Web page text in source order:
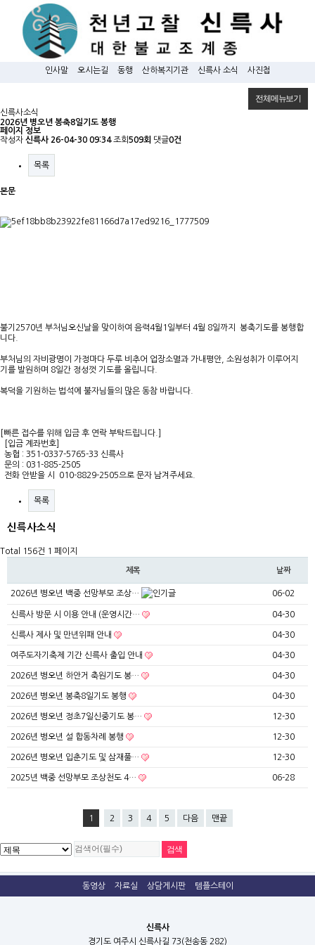
인사말 오시는길 동행 산하복지기관 신륵사 소식 사진첩
전체메뉴보기
신륵사소식
2026년 병오년 봉축8일기도 봉행
페이지 정보
작성자 신륵사 26-04-30 09:34조회509회 댓글0건
목록
본문
불기2570년 부처님오신날을 맞이하여 음력4월1일부터 4월 8일까지 봉축기도를 봉행합
니다.
부처님의 자비광명이 가정마다 두루 비추어 업장소멸과 가내평안, 소원성취가 이루어지
기를 발원하며 8일간 정성껏 기도를 올립니다.
복덕을 기원하는 법석에 불자님들의 많은 동참 바랍니다.
[빠른 접수를 위해 입금 후 연락 부탁드립니다.]
[입금 계좌번호]
농협 : 351-0337-5765-33 신륵사
문의 : 031-885-2505
전화 안받을 시 010-8829-2505으로 문자 남겨주세요.​
목록
신륵사소식
Total 156건 1 페이지
제목 날짜
2026년 병오년 백중 선망부모 조상… 06-02
신륵사 방문 시 이용 안내 (운영시간… 04-30
신륵사 제사 및 만년위패 안내 04-30
여주도자기축제 기간 신륵사 출입 안내 04-30
2026년 병오년 하안거 축원기도 봉… 04-30
2026년 병오년 봉축8일기도 봉행 04-30
2026년 병오년 정초7일신중기도 봉… 12-30
2026년 병오년 설 합동차례 봉행 12-30
2026년 병오년 입춘기도 및 삼재풀… 12-30
2025년 백중 선망부모 조상천도 4… 06-28
1 2 3 4 5 다음 맨끝
동영상 자료실 상담게시판 템플스테이
신륵사
경기도 여주시 신륵사길 73(천송동 282)